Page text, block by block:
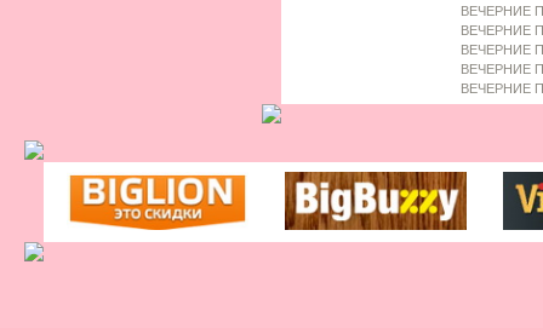
ВЕЧЕРНИЕ
ВЕЧЕРНИЕ
ВЕЧЕРНИЕ
ВЕЧЕРНИЕ
ВЕЧЕРНИЕ